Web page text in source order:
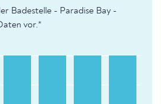
Badestelle - Paradise Bay -
vor.*